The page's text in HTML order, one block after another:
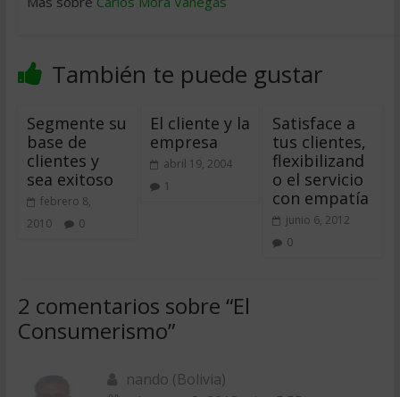
También te puede gustar
Segmente su
base de
clientes y
sea exitoso
febrero 8,
2010
0
El cliente y la
empresa
abril 19, 2004
1
Satisface a
tus clientes,
flexibilizand
o el servicio
con empatía
junio 6, 2012
0
2 comentarios sobre “El
Consumerismo”
nando (Bolivia)